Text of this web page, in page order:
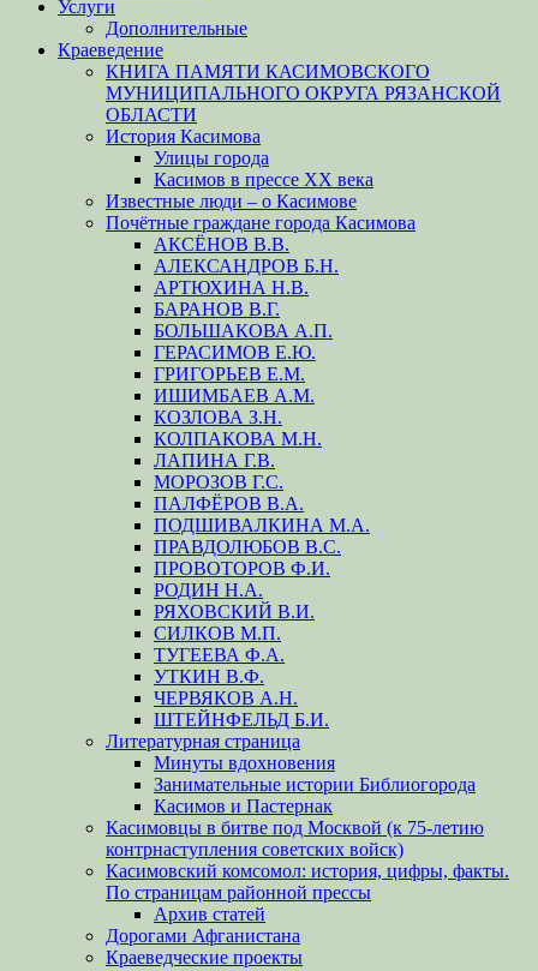
Услуги
Дополнительные
Краеведение
КНИГА ПАМЯТИ КАСИМОВСКОГО
МУНИЦИПАЛЬНОГО ОКРУГА РЯЗАНСКОЙ
ОБЛАСТИ
История Касимова
Улицы города
Касимов в прессе XX века
Известные люди – о Касимове
Почётные граждане города Касимова
АКСЁНОВ В.В.
АЛЕКСАНДРОВ Б.Н.
АРТЮХИНА Н.В.
БАРАНОВ В.Г.
БОЛЬШАКОВА А.П.
ГЕРАСИМОВ Е.Ю.
ГРИГОРЬЕВ Е.М.
ИШИМБАЕВ А.М.
КОЗЛОВА З.Н.
КОЛПАКОВА М.Н.
ЛАПИНА Г.В.
МОРОЗОВ Г.С.
ПАЛФЁРОВ В.А.
ПОДШИВАЛКИНА М.А.
ПРАВДОЛЮБОВ В.С.
ПРОВОТОРОВ Ф.И.
РОДИН Н.А.
РЯХОВСКИЙ В.И.
СИЛКОВ М.П.
ТУГЕЕВА Ф.А.
УТКИН В.Ф.
ЧЕРВЯКОВ А.Н.
ШТЕЙНФЕЛЬД Б.И.
Литературная страница
Минуты вдохновения
Занимательные истории Библиогорода
Касимов и Пастернак
Касимовцы в битве под Москвой (к 75-летию
контрнаступления советских войск)
Касимовский комсомол: история, цифры, факты.
По страницам районной прессы
Архив статей
Дорогами Афганистана
Краеведческие проекты